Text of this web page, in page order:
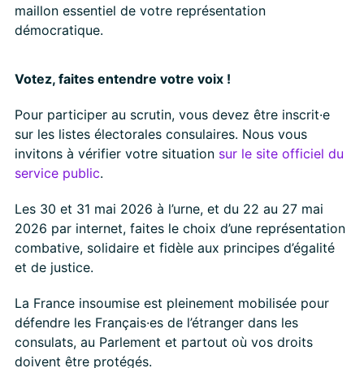
maillon essentiel de votre représentation
démocratique.
Votez, faites entendre votre voix !
Pour participer au scrutin, vous devez être inscrit·e
sur les listes électorales consulaires. Nous vous
invitons à vérifier votre situation sur le site officiel du
service public.
Les 30 et 31 mai 2026 à l’urne, et du 22 au 27 mai
2026 par internet, faites le choix d’une représentation
combative, solidaire et fidèle aux principes d’égalité
et de justice.
La France insoumise est pleinement mobilisée pour
défendre les Français·es de l’étranger dans les
consulats, au Parlement et partout où vos droits
doivent être protégés.